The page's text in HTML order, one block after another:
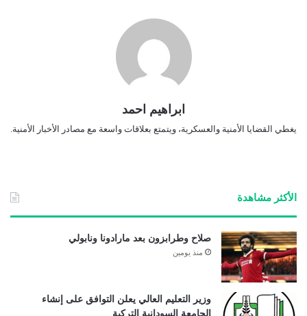
ابراهيم احمد
يغطي القضايا الأمنية والعسكرية، ويتمتع بعلاقات واسعة مع مصادر الأخبار الأمنية.
الأكثر مشاهدة
صلاح وطرابزون بعد مارادونا ونابولي
منذ يومين
وزير التعليم العالي يعلن التوافق على إنشاء
الجامعة السودانية التركية